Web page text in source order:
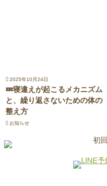
2025年10月24日
💤寝違えが起こるメカニズム
と、繰り返さないための体の
整え方
お知らせ